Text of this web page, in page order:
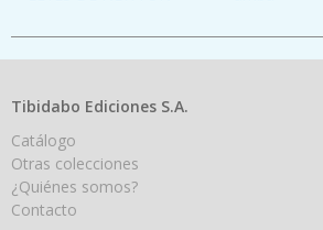
Tibidabo Ediciones S.A.
Catálogo
Otras colecciones
¿Quiénes somos?
Contacto